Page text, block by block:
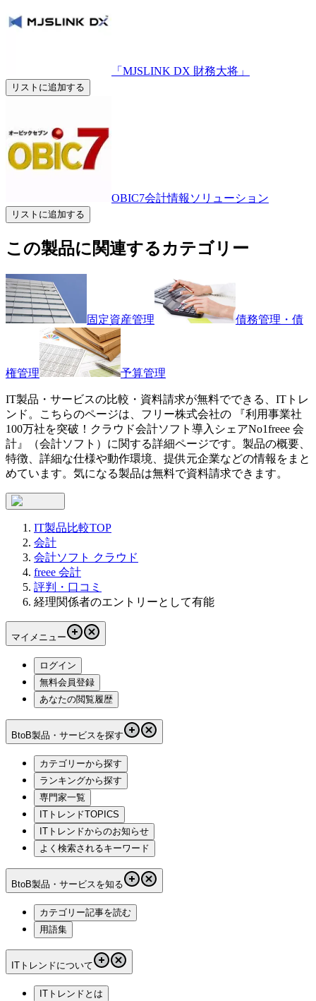
「MJSLINK DX 財務大将」
リストに追加する
OBIC7会計情報ソリューション
リストに追加する
この製品に関連するカテゴリー
固定資産管理 債務管理・債
権管理 予算管理
IT製品・サービスの比較・資料請求が無料でできる、ITトレ
ンド。こちらのページは、 フリー株式会社の 『利用事業社
100万社を突破！クラウド会計ソフト導入シェアNo1freee 会
計 』（会計ソフト ）に関する詳細ページです。製品の概要、
特徴、詳細な仕様や動作環境、提供元企業などの情報をまと
めています。気になる製品は無料で資料請求できます。
IT製品比較TOP
会計
会計ソフト クラウド
freee 会計
評判・口コミ
経理関係者のエントリーとして有能
マイメニュー
ログイン
無料会員登録
あなたの閲覧履歴
BtoB製品・サービスを探す
カテゴリーから探す
ランキングから探す
専門家一覧
ITトレンドTOPICS
ITトレンドからのお知らせ
よく検索されるキーワード
BtoB製品・サービスを知る
カテゴリー記事を読む
用語集
ITトレンドについて
ITトレンドとは